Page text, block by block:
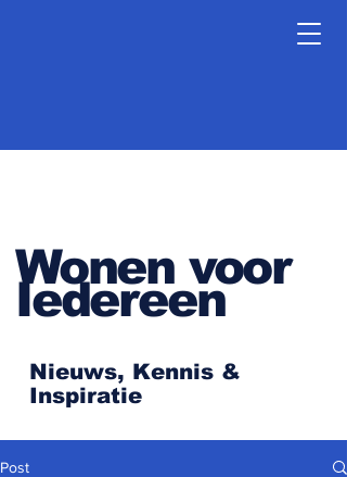
Wonen voor
Iedereen
Nieuws, Kennis &
Inspiratie
Post